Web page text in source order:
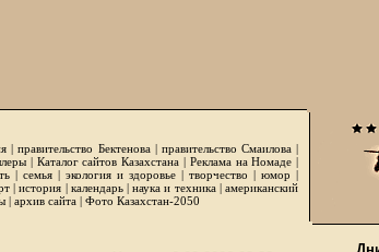
|правительство Бектенова| правительство Смаилова|
| Каталог сайтов Казахстана | Реклама на Номаде |
| семья | экология и здоровье | творчество | юмор |
|история | календарь|наука и техника|американский
| архив сайта | Фото Казахстан-2050